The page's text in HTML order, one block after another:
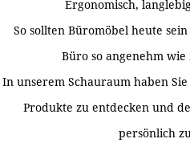
Ergonomisch,
So sollten Büromöbel heute
Büro so angenehm
In unserem Schauraum haben
Produkte zu entdecken und
persönlich